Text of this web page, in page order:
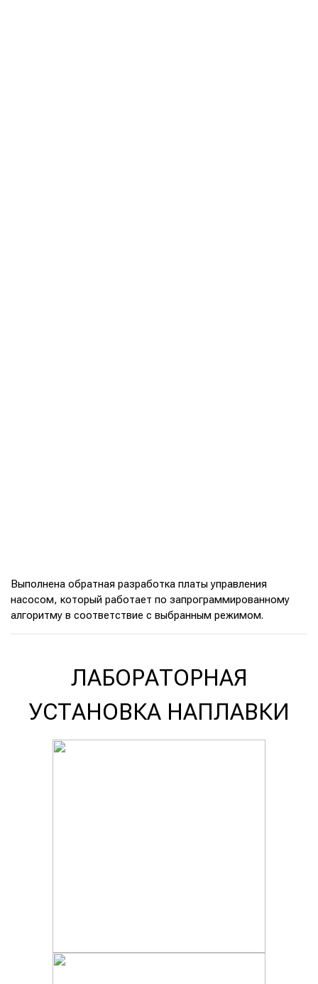
Выполнена обратная разработка платы управления
насосом, который работает по запрограммированному
алгоритму в соответствие с выбранным режимом.
ЛАБОРАТОРНАЯ
УСТАНОВКА НАПЛАВКИ